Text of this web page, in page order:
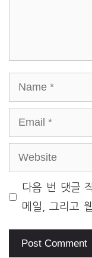
Name
Email
Website
다음 번 댓글
메일, 그리고